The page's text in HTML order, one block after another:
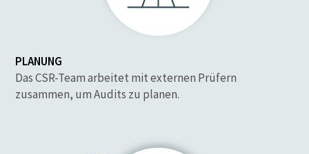
PLANUNG
Das CSR-Team arbeitet mit externen Prüfern
zusammen, um Audits zu planen.